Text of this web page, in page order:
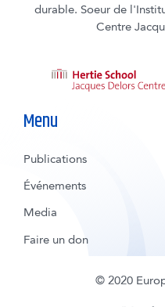
durable. Soeur de
Centre
Menu
Publications
Événements
Media
Faire un don
© 2020